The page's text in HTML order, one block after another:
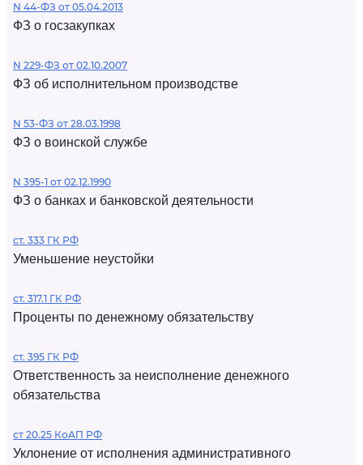
N 44-ФЗ от 05.04.2013
ФЗ о госзакупках
N 229-ФЗ от 02.10.2007
ФЗ об исполнительном производстве
N 53-ФЗ от 28.03.1998
ФЗ о воинской службе
N 395-1 от 02.12.1990
ФЗ о банках и банковской деятельности
ст. 333 ГК РФ
Уменьшение неустойки
ст. 317.1 ГК РФ
Проценты по денежному обязательству
ст. 395 ГК РФ
Ответственность за неисполнение денежного
обязательства
ст 20.25 КоАП РФ
Уклонение от исполнения административного